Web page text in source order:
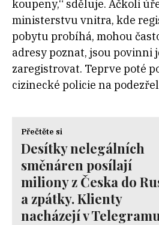
koupeny,“ sděluje. Ačkoli
ministerstvu vnitra, kde
pobytu probíhá, mohou
adresy poznat, jsou povinni
zaregistrovat. Teprve poté
cizinecké policie na
Přečtěte si
Desítky nelegálních
směnáren posílají
miliony z Česka do
a zpátky. Klienty
nacházejí v